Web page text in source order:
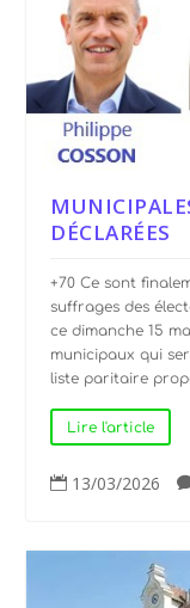
DÉCLARÉES
+70 Ce sont
suffrages des
ce dimanche 15
municipaux qui
liste paritaire
Lire l'article
 13/03/2026